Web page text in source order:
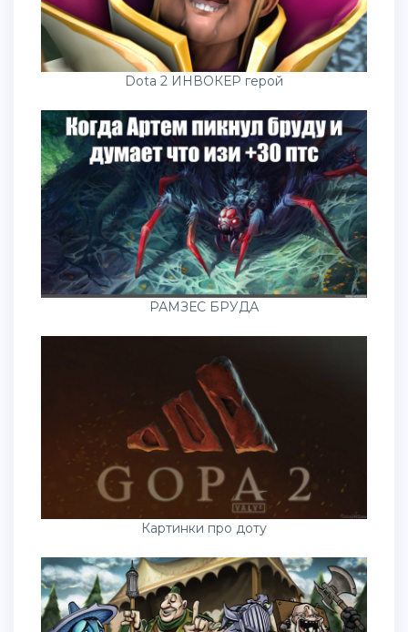
Dota 2 ИНВОКЕР герой
РАМЗЕС БРУДА
Картинки про доту